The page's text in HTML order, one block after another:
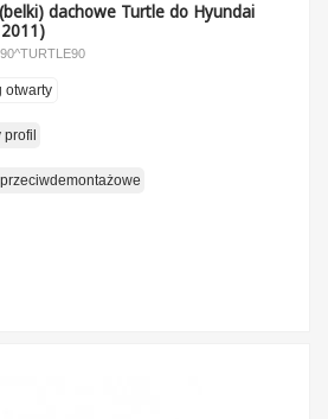
dachowe Turtle do Hyundai
otwarty